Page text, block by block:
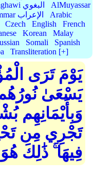
AlBaghawi البغوي
AlMuyassar
Grammar الإعراب
Arabic
Czech English
French
Korean
Malay
Somali
Spanish
Transliteration [+]
يَوْمَ تَرَى
يَسْعَىٰ نُورُهُم
وَبِأَيْمَانِهِم
تَجْرِي مِن
فِيهَا ۚ ذَٰلِكَ